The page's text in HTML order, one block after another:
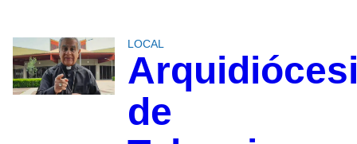
LOCAL
de